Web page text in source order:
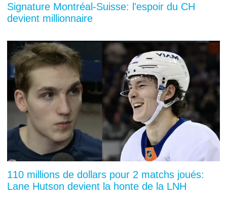
Signature Montréal-Suisse: l'espoir du CH
devient millionnaire
110 millions de dollars pour 2 matchs joués:
Lane Hutson devient la honte de la LNH